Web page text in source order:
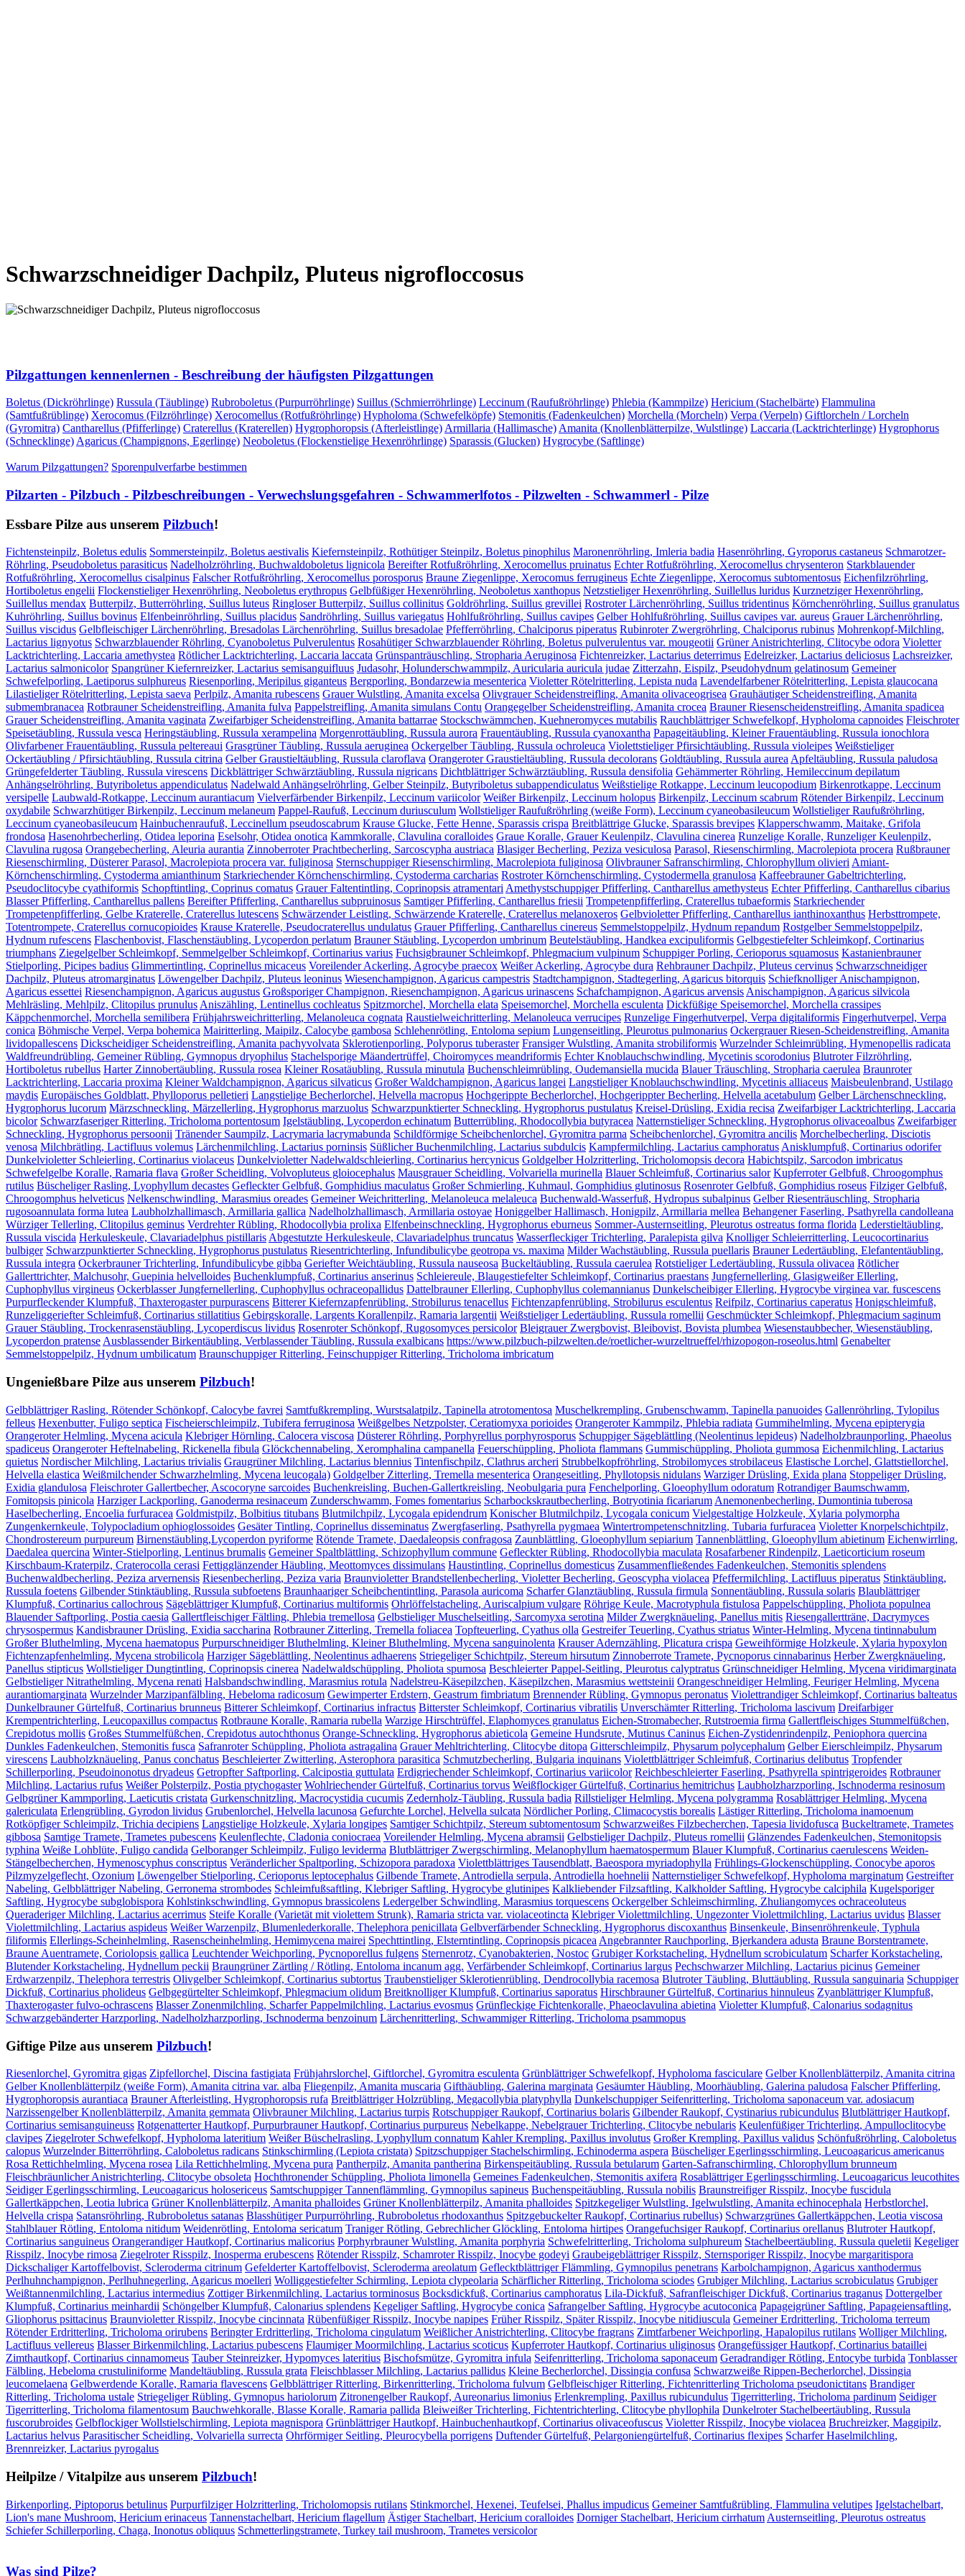
Schwarzschneidiger Dachpilz, Pluteus nigrofloccosus
Pilzgattungen kennenlernen - Beschreibung der häufigsten Pilzgattungen
Boletus (Dickröhrlinge) Russula (Täublinge) Rubroboletus (Purpurröhrlinge) Suillus (Schmierröhrlinge) Leccinum (Raufußröhrlinge) Phlebia (Kammpilze) Hericium (Stachelbärte) Flammulina
(Samtfußrüblinge) Xerocomus (Filzröhrlinge) Xerocomellus (Rotfußröhrlinge) Hypholoma (Schwefelköpfe) Stemonitis (Fadenkeulchen) Morchella (Morcheln) Verpa (Verpeln) Giftlorcheln / Lorcheln
(Gyromitra) Cantharellus (Pfifferlinge) Craterellus (Kraterellen) Hygrophoropsis (Afterleistlinge) Armillaria (Hallimasche) Amanita (Knollenblätterpilze, Wulstlinge) Laccaria (Lacktrichterlinge) Hygrophorus
(Schnecklinge) Agaricus (Champignons, Egerlinge) Neoboletus (Flockenstielige Hexenröhrlinge) Sparassis (Glucken) Hygrocybe (Saftlinge)
Warum Pilzgattungen? Sporenpulverfarbe bestimmen
Pilzarten - Pilzbuch - Pilzbeschreibungen - Verwechslungsgefahren - Schwammerlfotos - Pilzwelten - Schwammerl - Pilze
Essbare Pilze aus unserem Pilzbuch!
Fichtensteinpilz, Boletus edulis Sommersteinpilz, Boletus aestivalis Kiefernsteinpilz, Rothütiger Steinpilz, Boletus pinophilus Maronenröhrling, Imleria badia Hasenröhrling, Gyroporus castaneus Schmarotzer-
Röhrling, Pseudoboletus parasiticus Nadelholzröhrling, Buchwaldoboletus lignicola Bereifter Rotfußröhrling, Xerocomellus pruinatus Echter Rotfußröhrling, Xerocomellus chrysenteron Starkblauender
Rotfußröhrling, Xerocomellus cisalpinus Falscher Rotfußröhrling, Xerocomellus porosporus Braune Ziegenlippe, Xerocomus ferrugineus Echte Ziegenlippe, Xerocomus subtomentosus Eichenfilzröhrling,
Hortiboletus engelii Flockenstieliger Hexenröhrling, Neoboletus erythropus Gelbfüßiger Hexenröhrling, Neoboletus xanthopus Netzstieliger Hexenröhrling, Suillellus luridus Kurznetziger Hexenröhrling,
Suillellus mendax Butterpilz, Butterröhrling, Suillus luteus Ringloser Butterpilz, Suillus collinitus Goldröhrling, Suillus grevillei Rostroter Lärchenröhrling, Suillus tridentinus Körnchenröhrling, Suillus granulatus
Kuhröhrling, Suillus bovinus Elfenbeinröhrling, Suillus placidus Sandröhrling, Suillus variegatus Hohlfußröhrling, Suillus cavipes Gelber Hohlfußröhrling, Suillus cavipes var. aureus Grauer Lärchenröhrling,
Suillus viscidus Gelbfleischiger Lärchenröhrling, Bresadolas Lärchenröhrling, Suillus bresadolae Pfefferröhrling, Chalciporus piperatus Rubinroter Zwergröhrling, Chalciporus rubinus Mohrenkopf-Milchling,
Lactarius lignyotus Schwarzblauender Röhrling, Cyanoboletus Pulverulentus Rosahütiger Schwarzblauender Röhrling, Boletus pulverulentus var. mougeotii Grüner Anistrichterling, Clitocybe odora Violetter
Lacktrichterling, Laccaria amethystea Rötlicher Lacktrichterling, Laccaria laccata Grünspanträuschling, Stropharia Aeruginosa Fichtenreizker, Lactarius deterrimus Edelreizker, Lactarius deliciosus Lachsreizker,
Lactarius salmonicolor Spangrüner Kiefernreizker, Lactarius semisanguifluus Judasohr, Holunderschwammpilz, Auricularia auricula judae Zitterzahn, Eispilz, Pseudohydnum gelatinosum Gemeiner
Schwefelporling, Laetiporus sulphureus Riesenporling, Meripilus giganteus Bergporling, Bondarzewia mesenterica Violetter Rötelritterling, Lepista nuda Lavendelfarbener Rötelritterling, Lepista glaucocana
Lilastieliger Rötelritterling, Lepista saeva Perlpilz, Amanita rubescens Grauer Wulstling, Amanita excelsa Olivgrauer Scheidenstreifling, Amanita olivaceogrisea Grauhäutiger Scheidenstreifling, Amanita
submembranacea Rotbrauner Scheidenstreifling, Amanita fulva Pappelstreifling, Amanita simulans Contu Orangegelber Scheidenstreifling, Amanita crocea Brauner Riesenscheidenstreifling, Amanita spadicea
Grauer Scheidenstreifling, Amanita vaginata Zweifarbiger Scheidenstreifling, Amanita battarrae Stockschwämmchen, Kuehneromyces mutabilis Rauchblättriger Schwefelkopf, Hypholoma capnoides Fleischroter
Speisetäubling, Russula vesca Heringstäubling, Russula xerampelina Morgenrottäubling, Russula aurora Frauentäubling, Russula cyanoxantha Papageitäubling, Kleiner Frauentäubling, Russula ionochlora
Olivfarbener Frauentäubling, Russula peltereaui Grasgrüner Täubling, Russula aeruginea Ockergelber Täubling, Russula ochroleuca Violettstieliger Pfirsichtäubling, Russula violeipes Weißstieliger
Ockertäubling / Pfirsichtäubling, Russula citrina Gelber Graustieltäubling, Russula claroflava Orangeroter Graustieltäubling, Russula decolorans Goldtäubling, Russula aureaApfeltäubling, Russula paludosa
Grüngefelderter Täubling, Russula virescens Dickblättriger Schwärztäubling, Russula nigricans Dichtblättriger Schwärztäubling, Russula densifolia Gehämmerter Röhrling, Hemileccinum depilatum
Anhängselröhrling, Butyriboletus appendiculatus Nadelwald Anhängselröhrling, Gelber Steinpilz, Butyriboletus subappendiculatus Weißstielige Rotkappe, Leccinum leucopodium Birkenrotkappe, Leccinum
versipelle Laubwald-Rotkappe, Leccinum aurantiacum Vielverfärbender Birkenpilz, Leccinum variicolor Weißer Birkenpilz, Leccinum holopus Birkenpilz, Leccinum scabrum Rötender Birkenpilz, Leccinum
oxydabile Schwarzhütiger Birkenpilz, Leccinum melaneum Pappel-Raufuß, Leccinum duriusculum Wollstieliger Raufußröhrling (weiße Form), Leccinum cyaneobasileucum Wollstieliger Raufußröhrling,
Leccinum cyaneobasileucum Hainbuchenraufuß, Leccinellum pseudoscabrum Krause Glucke, Fette Henne, Sparassis crispa Breitblättrige Glucke, Sparassis brevipes Klapperschwamm, Maitake, Grifola
frondosa Hasenohrbecherling, Otidea leporina Eselsohr, Otidea onotica Kammkoralle, Clavulina coralloides Graue Koralle, Grauer Keulenpilz, Clavulina cinerea Runzelige Koralle, Runzeliger Keulenpilz,
Clavulina rugosa Orangebecherling, Aleuria aurantia Zinnoberroter Prachtbecherling, Sarcoscypha austriaca Blasiger Becherling, Peziza vesiculosa Parasol, Riesenschirmling, Macrolepiota procera Rußbrauner
Riesenschirmling, Düsterer Parasol, Macrolepiota procera var. fuliginosa Sternschuppiger Riesenschirmling, Macrolepiota fuliginosa Olivbrauner Safranschirmling, Chlorophyllum olivieriAmiant-
Körnchenschirmling, Cystoderma amianthinum Starkriechender Körnchenschirmling, Cystoderma carcharias Rostroter Körnchenschirmling, Cystodermella granulosa Kaffeebrauner Gabeltrichterling,
Pseudoclitocybe cyathiformis Schopftintling, Coprinus comatus Grauer Faltentintling, Coprinopsis atramentariAmethystschuppiger Pfifferling, Cantharellus amethysteus Echter Pfifferling, Cantharellus cibarius
Blasser Pfifferling, Cantharellus pallens Bereifter Pfifferling, Cantharellus subpruinosus Samtiger Pfifferling, Cantharellus friesii Trompetenpfifferling, Craterellus tubaeformis Starkriechender
Trompetenpfifferling, Gelbe Kraterelle, Craterellus lutescens Schwärzender Leistling, Schwärzende Kraterelle, Craterellus melanoxeros Gelbvioletter Pfifferling, Cantharellus ianthinoxanthus Herbsttrompete,
Totentrompete, Craterellus cornucopioides Krause Kraterelle, Pseudocraterellus undulatus Grauer Pfifferling, Cantharellus cinereus Semmelstoppelpilz, Hydnum repandum Rostgelber Semmelstoppelpilz,
Hydnum rufescens Flaschenbovist, Flaschenstäubling, Lycoperdon perlatum Brauner Stäubling, Lycoperdon umbrinum Beutelstäubling, Handkea excipuliformis Gelbgestiefelter Schleimkopf, Cortinarius
triumphans Ziegelgelber Schleimkopf, Semmelgelber Schleimkopf, Cortinarius varius Fuchsigbrauner Schleimkopf, Phlegmacium vulpinum Schuppiger Porling, Cerioporus squamosus Kastanienbrauner
Stielporling, Picipes badius Glimmertintling, Coprinellus micaceus Voreilender Ackerling, Agrocybe praecox Weißer Ackerling, Agrocybe dura Rehbrauner Dachpilz, Pluteus cervinus Schwarzschneidiger
Dachpilz, Pluteus atromarginatus Löwengelber Dachpilz, Pluteus leoninus Wiesenchampignon, Agaricus campestris Stadtchampignon, Stadtegerling, Agaricus bitorquis Schiefknolliger Anischampignon,
Agaricus essettei Riesenchampignon, Agaricus augustus Großsporiger Champignon, Riesenchampignon, Agaricus urinascens Schafchampignon, Agaricus arvensisAnischampignon, Agaricus silvicola
Mehlräsling, Mehlpilz, Clitopilus prunulusAniszähling, Lentinellus cochleatus Spitzmorchel, Morchella elata Speisemorchel, Morchella esculenta Dickfüßige Speisemorchel, Morchella crassipes
Käppchenmorchel, Morchella semilibera Frühjahrsweichritterling, Melanoleuca cognata Raustielweichritterling, Melanoleuca verrucipes Runzelige Fingerhutverpel, Verpa digitaliformis Fingerhutverpel, Verpa
conica Böhmische Verpel, Verpa bohemica Mairitterling, Maipilz, Calocybe gambosa Schlehenrötling, Entoloma sepium Lungenseitling, Pleurotus pulmonarius Ockergrauer Riesen-Scheidenstreifling, Amanita
lividopallescens Dickscheidiger Scheidenstreifling, Amanita pachyvolvata Sklerotienporling, Polyporus tuberaster Fransiger Wulstling, Amanita strobiliformis Wurzelnder Schleimrübling, Hymenopellis radicata
Waldfreundrübling, Gemeiner Rübling, Gymnopus dryophilus Stachelsporige Mäandertrüffel, Choiromyces meandriformis Echter Knoblauchschwindling, Mycetinis scorodonius Blutroter Filzröhrling,
Hortiboletus rubellus Harter Zinnobertäubling, Russula rosea Kleiner Rosatäubling, Russula minutula Buchenschleimrübling, Oudemansiella mucida Blauer Träuschling, Stropharia caerulea Braunroter
Lacktrichterling, Laccaria proxima Kleiner Waldchampignon, Agaricus silvaticus Großer Waldchampignon, Agaricus langei Langstieliger Knoblauchschwindling, Mycetinis alliaceus Maisbeulenbrand, Ustilago
maydis Europäisches Goldblatt, Phylloporus pelletieri Langstielige Becherlorchel, Helvella macropus Hochgerippte Becherlorchel, Hochgerippter Becherling, Helvella acetabulum Gelber Lärchenschneckling,
Hygrophorus lucorum Märzschneckling, Märzellerling, Hygrophorus marzuolus Schwarzpunktierter Schneckling, Hygrophorus pustulatus Kreisel-Drüsling, Exidia recisa Zweifarbiger Lacktrichterling, Laccaria
bicolor Schwarzfaseriger Ritterling, Tricholoma portentosum Igelstäubling, Lycoperdon echinatum Butterrübling, Rhodocollybia butyracea Natternstieliger Schneckling, Hygrophorus olivaceoalbus Zweifarbiger
Schneckling, Hygrophorus persoonii Tränender Saumpilz, Lacrymaria lacrymabunda Schildförmige Scheibchenlorchel, Gyromitra parma Scheibchenlorchel, Gyromitra ancilis Morchelbecherling, Disciotis
venosa Milchbrätling, Lactifluus volemus Lärchenmilchling, Lactarius porninsis Süßlicher Buchenmilchling, Lactarius subdulcis Kampfermilchling, Lactarius camphoratusAnisklumpfuß, Cortinarius odorifer
Dunkelvioletter Schleierling, Cortinarius violaceus Dunkelvioletter Nadelwaldschleierling, Cortinarius hercynicus Goldgelber Holzritterling, Tricholomopsis decora Habichtspilz, Sarcodon imbricatus
Schwefelgelbe Koralle, Ramaria flava Großer Scheidling, Volvopluteus gloiocephalus Mausgrauer Scheidling, Volvariella murinella Blauer Schleimfuß, Cortinarius salor Kupferroter Gelbfuß, Chroogomphus
rutilus Büscheliger Rasling, Lyophyllum decastes Gefleckter Gelbfuß, Gomphidius maculatus Großer Schmierling, Kuhmaul, Gomphidius glutinosus Rosenroter Gelbfuß, Gomphidius roseus Filziger Gelbfuß,
Chroogomphus helveticus Nelkenschwindling, Marasmius oreades Gemeiner Weichritterling, Melanoleuca melaleuca Buchenwald-Wasserfuß, Hydropus subalpinus Gelber Riesenträuschling, Stropharia
rugosoannulata forma lutea Laubholzhallimasch, Armillaria gallica Nadelholzhallimasch, Armillaria ostoyae Honiggelber Hallimasch, Honigpilz, Armillaria mellea Behangener Faserling, Psathyrella candolleana
Würziger Tellerling, Clitopilus geminus Verdrehter Rübling, Rhodocollybia prolixa Elfenbeinschneckling, Hygrophorus eburneus Sommer-Austernseitling, Pleurotus ostreatus forma florida Lederstieltäubling,
Russula viscida Herkuleskeule, Clavariadelphus pistillarisAbgestutzte Herkuleskeule, Clavariadelphus truncatus Wasserfleckiger Trichterling, Paralepista gilva Knolliger Schleierritterling, Leucocortinarius
bulbiger Schwarzpunktierter Schneckling, Hygrophorus pustulatus Riesentrichterling, Infundibulicybe geotropa vs. maxima Milder Wachstäubling, Russula puellaris Brauner Ledertäubling, Elefantentäubling,
Russula integra Ockerbrauner Trichterling, Infundibulicybe gibba Geriefter Weichtäubling, Russula nauseosa Buckeltäubling, Russula caerulea Rotstieliger Ledertäubling, Russula olivacea Rötlicher
Gallerttrichter, Malchusohr, Guepinia helvelloides Buchenklumpfuß, Cortinarius anserinus Schleiereule, Blaugestiefelter Schleimkopf, Cortinarius praestans Jungfernellerling, Glasigweißer Ellerling,
Cuphophyllus virgineus Ockerblasser Jungfernellerling, Cuphophyllus ochraceopallidus Dattelbrauner Ellerling, Cuphophyllus colemannianus Dunkelscheibiger Ellerling, Hygrocybe virginea var. fuscescens
Purpurfleckender Klumpfuß, Thaxterogaster purpurascens Bitterer Kiefernzapfenrübling, Strobilurus tenacellus Fichtenzapfenrübling, Strobilurus esculentus Reifpilz, Cortinarius caperatus Honigschleimfuß,
Runzeliggeriefter Schleimfuß, Cortinarius stillatitius Gebirgskoralle, Largents Korallenpilz, Ramaria largentii Weißstieliger Ledertäubling, Russula romellii Geschmückter Schleimkopf, Phlegmacium saginum
Grauer Stäubling, Trockenrasenstäubling, Lycoperdiscus lividus Rosenroter Schönkopf, Rugosomyces persicolor Bleigrauer Zwergbovist, Bleibovist, Bovista plumbea Wiesenstaubbecher, Wiesenstäubling,
Lycoperdon pratenseAusblassender Birkentäubling, Verblassender Täubling, Russula exalbicans https://www.pilzbuch-pilzwelten.de/roetlicher-wurzeltrueffel/rhizopogon-roseolus.html Genabelter
Semmelstoppelpilz, Hydnum umbilicatum Braunschuppiger Ritterling, Feinschuppiger Ritterling, Tricholoma imbricatum
Ungenießbare Pilze aus unserem Pilzbuch!
Gelbblättriger Rasling, Rötender Schönkopf, Calocybe favrei Samtfußkrempling, Wurstsalatpilz, Tapinella atrotomentosa Muschelkrempling, Grubenschwamm, Tapinella panuoides Gallenröhrling, Tylopilus
felleus Hexenbutter, Fuligo septica Fischeierschleimpilz, Tubifera ferruginosa Weißgelbes Netzpolster, Ceratiomyxa porioides Orangeroter Kammpilz, Phlebia radiata Gummihelmling, Mycena epipterygia
Orangeroter Helmling, Mycena acicula Klebriger Hörnling, Calocera viscosa Düsterer Röhrling, Porphyrellus porphyrosporus Schuppiger Sägeblättling (Neolentinus lepideus) Nadelholzbraunporling, Phaeolus
spadiceus Orangeroter Heftelnabeling, Rickenella fibula Glöckchennabeling, Xeromphalina campanella Feuerschüppling, Pholiota flammans Gummischüppling, Pholiota gummosa Eichenmilchling, Lactarius
quietus Nordischer Milchling, Lactarius trivialis Graugrüner Milchling, Lactarius blennius Tintenfischpilz, Clathrus archeri Strubbelkopfröhrling, Strobilomyces strobilaceus Elastische Lorchel, Glattstiellorchel,
Helvella elastica Weißmilchender Schwarzhelmling, Mycena leucogala) Goldgelber Zitterling, Tremella mesenterica Orangeseitling, Phyllotopsis nidulans Warziger Drüsling, Exida plana Stoppeliger Drüsling,
Exidia glandulosa Fleischroter Gallertbecher, Ascocoryne sarcoides Buchenkreisling, Buchen-Gallertkreisling, Neobulgaria pura Fenchelporling, Gloeophyllum odoratum Rotrandiger Baumschwamm,
Fomitopsis pinicola Harziger Lackporling, Ganoderma resinaceum Zunderschwamm, Fomes fomentarius Scharbockskrautbecherling, Botryotinia ficariarum Anemonenbecherling, Dumontinia tuberosa
Haselbecherling, Encoelia furfuracea Goldmistpilz, Bolbitius titubans Blutmilchpilz, Lycogala epidendrum Konischer Blutmilchpilz, Lycogala conicum Vielgestaltige Holzkeule, Xylaria polymorpha
Zungenkernkeule, Tolypocladium ophioglossoides Gesäter Tintling, Coprinellus disseminatus Zwergfaserling, Psathyrella pygmaea Wintertrompetenschnitzling, Tubaria furfuracea Violetter Knorpelschichtpilz,
Chondrostereum purpureum Birnenstäubling,Lycoperdon pyriforme Rötende Tramete, Daedaleopsis confragosa Zaunblättling, Gloeophyllum sepiarium Tannenblättling, Gloeophyllum abietinum Eichenwirrling,
Daedalea quercina Winter-Stielporling, Lentinus brumalis Gemeiner Spaltblättling, Schizophyllum commune Gefleckter Rübling, Rhodocollybia maculata Rosafarbener Rindenpilz, Laeticorticium roseum
Kirschbaum-Kraterpilz, Craterocolla cerasi Fettigglänzender Häubling, Meottomyces dissimulans Haustintling, Coprinellus domesticus Zusammenfließendes Fadenkeulchen, Stemonitis splendens
Buchenwaldbecherling, Peziza arvernensis Riesenbecherling, Peziza varia Braunvioletter Brandstellenbecherling, Violetter Becherling, Geoscypha violacea Pfeffermilchling, Lactifluus piperatus Stinktäubling,
Russula foetens Gilbender Stinktäubling, Russula subfoetens Braunhaariger Scheibchentintling, Parasola auricoma Scharfer Glanztäubling, Russula firmula Sonnentäubling, Russula solaris Blaublättriger
Klumpfuß, Cortinarius callochrous Sägeblättriger Klumpfuß, Cortinarius multiformis Ohrlöffelstacheling, Auriscalpium vulgare Röhrige Keule, Macrotyphula fistulosa Pappelschüppling, Pholiota populnea
Blauender Saftporling, Postia caesia Gallertfleischiger Fältling, Phlebia tremellosa Gelbstieliger Muschelseitling, Sarcomyxa serotina Milder Zwergknäueling, Panellus mitis Riesengallertträne, Dacrymyces
chrysospermus Kandisbrauner Drüsling, Exidia saccharina Rotbrauner Zitterling, Tremella foliacea Topfteuerling, Cyathus olla Gestreifer Teuerling, Cyathus striatus Winter-Helmling, Mycena tintinnabulum
Großer Bluthelmling, Mycena haematopus Purpurschneidiger Bluthelmling, Kleiner Bluthelmling, Mycena sanguinolenta Krauser Adernzähling, Plicatura crispa Geweihförmige Holzkeule, Xylaria hypoxylon
Fichtenzapfenhelmling, Mycena strobilicola Harziger Sägeblättling, Neolentinus adhaerens Striegeliger Schichtpilz, Stereum hirsutum Zinnoberrote Tramete, Pycnoporus cinnabarinus Herber Zwergknäueling,
Panellus stipticus Wollstieliger Dungtintling, Coprinopsis cinerea Nadelwaldschüppling, Pholiota spumosa Beschleierter Pappel-Seitling, Pleurotus calyptratus Grünschneidiger Helmling, Mycena viridimarginata
Gelbstieliger Nitrathelmling, Mycena renati Halsbandschwindling, Marasmius rotula Nadelstreu-Käsepilzchen, Käsepilzchen, Marasmius wettsteinii Orangeschneidiger Helmling, Feuriger Helmling, Mycena
aurantiomarginata Wurzelnder Marzipanfälbling, Hebeloma radicosum Gewimperter Erdstern, Geastrum fimbriatum Brennender Rübling, Gymnopus peronatus Violettrandiger Schleimkopf, Cortinarius balteatus
Dunkelbrauner Gürtelfuß, Cortinarius brunneus Bitterer Schleimkopf, Cortinarius infractus Bitterster Schleimkopf, Cortinarius vibratilis Unverschämter Ritterling, Tricholoma lascivum Dreifarbiger
Krempentrichterling, Leucopaxillus compactus Rotbraune Koralle, Ramaria rubella Warzige Hirschtrüffel, Elaphomyces granulatus Eichen-Stromabecher, Rutstroemia firma Gallertfleischiges Stummelfüßchen,
Crepidotus mollis Großes Stummelfüßchen, Crepidotus autochthonus Orange-Schneckling, Hygrophorus abieticola Gemeine Hundsrute, Mutinus Caninus Eichen-Zystidenrindenpilz, Peniophora quercina
Dunkles Fadenkeulchen, Stemonitis fusca Safranroter Schüppling, Pholiota astragalina Grauer Mehltrichterling, Clitocybe ditopa Gitterschleimpilz, Physarum polycephalum Gelber Eierschleimpilz, Physarum
virescens Laubholzknäueling, Panus conchatus Beschleierter Zwitterling, Asterophora parasitica Schmutzbecherling, Bulgaria inquinans Violettblättriger Schleimfuß, Cortinarius delibutus Tropfender
Schillerporling, Pseudoinonotus dryadeus Getropfter Saftporling, Calcipostia guttulata Erdigriechender Schleimkopf, Cortinarius variicolor Reichbeschleierter Faserling, Psathyrella spintrigeroides Rotbrauner
Milchling, Lactarius rufus Weißer Polsterpilz, Postia ptychogaster Wohlriechender Gürtelfuß, Cortinarius torvus Weißflockiger Gürtelfuß, Cortinarius hemitrichus Laubholzharzporling, Ischnoderma resinosum
Gelbgrüner Kammporling, Laeticutis cristata Gurkenschnitzling, Macrocystidia cucumis Zedernholz-Täubling, Russula badia Rillstieliger Helmling, Mycena polygramma Rosablättriger Helmling, Mycena
galericulata Erlengrübling, Gyrodon lividus Grubenlorchel, Helvella lacunosa Gefurchte Lorchel, Helvella sulcata Nördlicher Porling, Climacocystis borealis Lästiger Ritterling, Tricholoma inamoenum
Rotköpfiger Schleimpilz, Trichia decipiens Langstielige Holzkeule, Xylaria longipes Samtiger Schichtpilz, Stereum subtomentosum Schwarzweißes Filzbecherchen, Tapesia lividofusca Buckeltramete, Trametes
gibbosa Samtige Tramete, Trametes pubescens Keulenflechte, Cladonia coniocraea Voreilender Helmling, Mycena abramsii Gelbstieliger Dachpilz, Pluteus romellii Glänzendes Fadenkeulchen, Stemonitopsis
typhina Weiße Lohblüte, Fuligo candida Gelboranger Schleimpilz, Fuligo leviderma Blutblättriger Zwergschirmling, Melanophyllum haematospermum Blauer Klumpfuß, Cortinarius caerulescens Weiden-
Stängelbecherchen, Hymenoscyphus conscriptus Veränderlicher Spaltporling, Schizopora paradoxa Violettblättriges Tausendblatt, Baeospora myriadophylla Frühlings-Glockenschüppling, Conocybe aporos
Pilzmyzelgeflecht, Ozonium Löwengelber Stielporling, Cerioporus leptocephalus Gilbende Tramete, Antrodiella serpula, Antrodiella hoehnelii Natternstieliger Schwefelkopf, Hypholoma marginatum Gestreifter
Nabeling, Gelbblättriger Nabeling, Gerronema strombodes Schleimfußsaftling, Klebriger Saftling, Hygrocybe glutinipes Kalkliebender Filzsaftling, Kalkholder Saftling, Hygrocybe calciphila Kugelsporiger
Saftling, Hygrocybe subglobispora Kohlstinkschwindling, Gymnopus brassicolens Ledergelber Schwindling, Marasmius torquescens Ockergelber Schleimschirmling, Zhuliangomyces ochraceoluteus
Queraderiger Milchling, Lactarius acerrimus Steife Koralle (Varietät mit violettem Strunk), Ramaria stricta var. violaceotincta Klebriger Violettmilchling, Ungezonter Violettmilchling, Lactarius uvidus Blasser
Violettmilchling, Lactarius aspideus Weißer Warzenpilz, Blumenlederkoralle, Thelephora penicillata Gelbverfärbender Schneckling, Hygrophorus discoxanthus Binsenkeule, Binsenröhrenkeule, Typhula
filiformis Ellerlings-Scheinhelmling, Rasenscheinhelmling, Hemimycena mairei Spechttintling, Elsterntintling, Coprinopsis picacea Angebrannter Rauchporling, Bjerkandera adusta Braune Borstentramete,
Braune Auentramete, Coriolopsis gallica Leuchtender Weichporling, Pycnoporellus fulgens Sternenrotz, Cyanobakterien, Nostoc Grubiger Korkstacheling, Hydnellum scrobiculatum Scharfer Korkstacheling,
Blutender Korkstacheling, Hydnellum peckii Braungrüner Zärtling / Rötling, Entoloma incanum agg. Verfärbender Schleimkopf, Cortinarius largus Pechschwarzer Milchling, Lactarius picinus Gemeiner
Erdwarzenpilz, Thelephora terrestris Olivgelber Schleimkopf, Cortinarius subtortus Traubenstieliger Sklerotienrübling, Dendrocollybia racemosa Blutroter Täubling, Bluttäubling, Russula sanguinaria Schuppiger
Dickfuß, Cortinarius pholideus Gelbgegürtelter Schleimkopf, Phlegmacium olidum Breitknolliger Klumpfuß, Cortinarius saporatus Hirschbrauner Gürtelfuß, Cortinarius hinnuleus Zyanblättriger Klumpfuß,
Thaxterogaster fulvo-ochrascens Blasser Zonenmilchling, Scharfer Pappelmilchling, Lactarius evosmus Grünfleckige Fichtenkoralle, Phaeoclavulina abietina Violetter Klumpfuß, Calonarius sodagnitus
Schwarzgebänderter Harzporling, Nadelholzharzporling, Ischnoderma benzoinum Lärchenritterling, Schwammiger Ritterling, Tricholoma psammopus
Giftige Pilze aus unserem Pilzbuch!
Riesenlorchel, Gyromitra gigas Zipfellorchel, Discina fastigiata Frühjahrslorchel, Giftlorchel, Gyromitra esculenta Grünblättriger Schwefelkopf, Hypholoma fasciculare Gelber Knollenblätterpilz, Amanita citrina
Gelber Knollenblätterpilz (weiße Form), Amanita citrina var. alba Fliegenpilz, Amanita muscaria Gifthäubling, Galerina marginata Gesäumter Häubling, Moorhäubling, Galerina paludosa Falscher Pfifferling,
Hygrophoropsis aurantiaca Brauner Afterleistling, Hygrophoropsis rufa Breitblättriger Holzrübling, Megacollybia platyphylla Dunkelschuppiger Seifenritterling, Tricholoma saponaceum var. adosiacum
Narzissengelber Knollenblätterpilz, Amanita gemmata Olivbrauner Milchling, Lactarius turpis Rotschuppiger Raukopf, Cortinarius bolaris Gilbender Raukopf, Cystinarius rubicundulus Blutblättriger Hautkopf,
Cortinarius semisanguineuss Rotgenatterter Hautkopf, Purpurbrauner Hautkopf, Cortinarius purpureus Nebelkappe, Nebelgrauer Trichterling, Clitocybe nebularis Keulenfüßiger Trichterling, Ampulloclitocybe
clavipes Ziegelroter Schwefelkopf, Hypholoma lateritium Weißer Büschelrasling, Lyophyllum connatum Kahler Krempling, Paxillus involutus Großer Krempling, Paxillus validus Schönfußröhrling, Caloboletus
calopus Wurzelnder Bitterröhrling, Caloboletus radicans Stinkschirmling (Lepiota cristata) Spitzschuppiger Stachelschirmling, Echinoderma aspera Büscheliger Egerlingsschirmling, Leucoagaricus americanus
Rosa Rettichhelmling, Mycena rosea Lila Rettichhelmling, Mycena pura Pantherpilz, Amanita pantherina Birkenspeitäubling, Russula betularum Garten-Safranschirmling, Chlorophyllum brunneum
Fleischbräunlicher Anistrichterling, Clitocybe obsoleta Hochthronender Schüppling, Pholiota limonella Gemeines Fadenkeulchen, Stemonitis axifera Rosablättriger Egerlingsschirmling, Leucoagaricus leucothites
Seidiger Egerlingsschirmling, Leucoagaricus holosericeus Samtschuppiger Tannenflämmling, Gymnopilus sapineus Buchenspeitäubling, Russula nobilis Braunstreifiger Risspilz, Inocybe fuscidula
Gallertkäppchen, Leotia lubrica Grüner Knollenblätterpilz, Amanita phalloides Grüner Knollenblätterpilz, Amanita phalloides Spitzkegeliger Wulstling, Igelwulstling, Amanita echinocephala Herbstlorchel,
Helvella crispa Satansröhrling, Rubroboletus satanas Blasshütiger Purpurröhrling, Rubroboletus rhodoxanthus Spitzgebuckelter Raukopf, Cortinarius rubellus) Schwarzgrünes Gallertkäppchen, Leotia viscosa
Stahlblauer Rötling, Entoloma nitidum Weidenrötling, Entoloma sericatum Traniger Rötling, Gebrechlicher Glöckling, Entoloma hirtipes Orangefuchsiger Raukopf, Cortinarius orellanus Blutroter Hautkopf,
Cortinarius sanguineus Orangerandiger Hautkopf, Cortinarius malicorius Porphyrbrauner Wulstling, Amanita porphyria Schwefelritterling, Tricholoma sulphureum Stachelbeertäubling, Russula queletii Kegeliger
Risspilz, Inocybe rimosa Ziegelroter Risspilz, Inosperma erubescens Rötender Risspilz, Schamroter Risspilz, Inocybe godeyi Graubeigeblättriger Risspilz, Sternsporiger Risspilz, Inocybe margaritispora
Dickschaliger Kartoffelbovist, Scleroderma citrinum Gefelderter Kartoffelbovist, Scleroderma areolatum Geflecktblättriger Flämmling, Gymnopilus penetrans Karbolchampignon, Agaricus xanthodermus
Perlhuhnchampignon, Perlhuhnegerling, Agaricus moelleri Wolliggestiefelter Schirmling, Lepiota clypeolaria Schärflicher Ritterling, Tricholoma sciodes Grubiger Milchling, Lactarius scrobiculatus Grubiger
Weißtannenmilchling, Lactarius intermedius Zottiger Birkenmilchling, Lactarius torminosus Bocksdickfuß, Cortinarius camphoratus Lila-Dickfuß, Safranfleischiger Dickfuß, Cortinarius traganus Dottergelber
Klumpfuß, Cortinarius meinhardii Schöngelber Klumpfuß, Calonarius splendens Kegeliger Saftling, Hygrocybe conica Safrangelber Saftling, Hygrocybe acutoconica Papageigrüner Saftling, Papageiensaftling,
Gliophorus psittacinus Braunvioletter Risspilz, Inocybe cincinnata Rübenfüßiger Risspilz, Inocybe napipes Früher Risspilz, Später Risspilz, Inocybe nitidiuscula Gemeiner Erdritterling, Tricholoma terreum
Rötender Erdritterling, Tricholoma orirubens Beringter Erdritterling, Tricholoma cingulatum Weißlicher Anistrichterling, Clitocybe fragrans Zimtfarbener Weichporling, Hapalopilus rutilans Wolliger Milchling,
Lactifluus vellereus Blasser Birkenmilchling, Lactarius pubescens Flaumiger Moormilchling, Lactarius scoticus Kupferroter Hautkopf, Cortinarius uliginosus Orangefüssiger Hautkopf, Cortinarius bataillei
Zimthautkopf, Cortinarius cinnamomeus Tauber Steinreizker, Hypomyces lateritius Bischofsmütze, Gyromitra infula Seifenritterling, Tricholoma saponaceum Geradrandiger Rötling, Entocybe turbida Tonblasser
Fälbling, Hebeloma crustuliniforme Mandeltäubling, Russula grata Fleischblasser Milchling, Lactarius pallidus Kleine Becherlorchel, Dissingia confusa Schwarzweiße Rippen-Becherlorchel, Dissingia
leucomelaena Gelbwerdende Koralle, Ramaria flavescens Gelbblättriger Ritterling, Birkenritterling, Tricholoma fulvum Gelbfleischiger Ritterling, Fichtenritterling Tricholoma pseudonictitans Brandiger
Ritterling, Tricholoma ustale Striegeliger Rübling, Gymnopus hariolorum Zitronengelber Raukopf, Aureonarius limonius Erlenkrempling, Paxillus rubicundulus Tigerritterling, Tricholoma pardinum Seidiger
Tigerritterling, Tricholoma filamentosum Bauchwehkoralle, Blasse Koralle, Ramaria pallida Bleiweißer Trichterling, Fichtentrichterling, Clitocybe phyllophila Dunkelroter Stachelbeertäubling, Russula
fuscorubroides Gelbflockiger Wollstielschirmling, Lepiota magnispora Grünblättriger Hautkopf, Hainbuchenhautkopf, Cortinarius olivaceofuscus Violetter Risspilz, Inocybe violacea Bruchreizker, Maggipilz,
Lactarius helvus Parasitischer Scheidling, Volvariella surrecta Ohrförmiger Seitling, Pleurocybella porrigens Duftender Gürtelfuß, Pelargoniengürtelfuß, Cortinarius flexipes Scharfer Haselmilchling,
Brennreizker, Lactarius pyrogalus
Heilpilze / Vitalpilze aus unserem Pilzbuch!
Birkenporling, Piptoporus betulinus Purpurfilziger Holzritterling, Tricholomopsis rutilans Stinkmorchel, Hexenei, Teufelsei, Phallus impudicus Gemeiner Samtfußrübling, Flammulina velutipes Igelstachelbart,
Lion's mane Mushroom, Hericium erinaceus Tannenstachelbart, Hericium flagellum Ästiger Stachelbart, Hericium coralloides Dorniger Stachelbart, Hericium cirrhatum Austernseitling, Pleurotus ostreatus
Schiefer Schillerporling, Chaga, Inonotus obliquus Schmetterlingstramete, Turkey tail mushroom, Trametes versicolor
Was sind Pilze?